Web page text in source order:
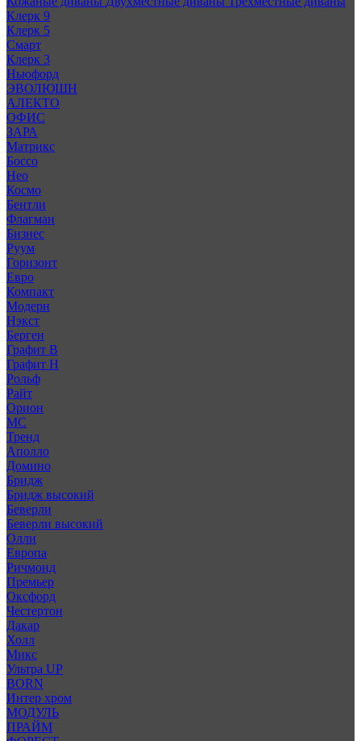
Клерк 9
Клерк 5
Смарт
Клерк 3
Ньюфорд
ЭВОЛЮШН
АЛЕКТО
ОФИС
ЗАРА
Матрикс
Боссо
Нео
Космо
Бентли
Флагман
Бизнес
Руум
Горизонт
Евро
Компакт
Модерн
Нэкст
Берген
Графит В
Графит Н
Рольф
Райт
Орион
МС
Тренд
Аполло
Домино
Бридж
Бридж высокий
Беверли
Беверли высокий
Олли
Европа
Ричмонд
Премьер
Оксфорд
Честертон
Дакар
Холл
Микс
Ультра UP
BORN
Интер хром
МОДУЛЬ
ПРАЙМ